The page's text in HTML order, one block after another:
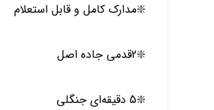
❇️مدارک کامل و قابل استعلام
❇️2قدمی جاده اصل
❇️5 دقیقه‌ای جنگلی